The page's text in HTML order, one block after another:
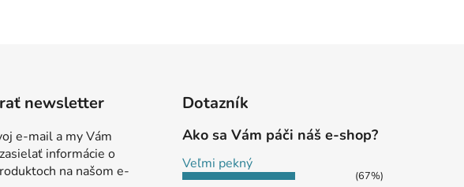
newsletter
e-mail a my Vám
informácie o
na našom e-
Dotazník
Ako sa Vám páči náš e-shop?
Veľmi pekný
(67%)